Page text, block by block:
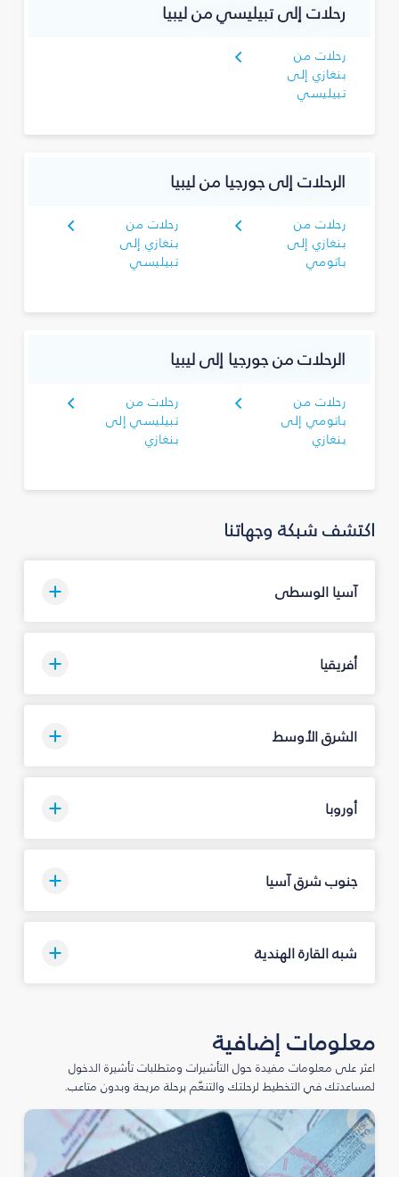
رحلات إلى تبيليسي من ليبيا
رحلات من
بنغازي إلى
تبيليسي
الرحلات إلى جورجيا من ليبيا
رحلات من
بنغازي إلى
باتومي
رحلات من
بنغازي إلى
تبيليسي
الرحلات من جورجيا إلى ليبيا
رحلات من
باتومي إلى
بنغازي
رحلات من
تبيليسي إلى
بنغازي
اكتشف شبكة وجهاتنا
آسيا الوسطى
أفريقيا
الشرق الأوسط
أوروبا
جنوب شرق آسيا
شبه القارة الهندية
معلومات إضافية
اعثر على معلومات مفيدة حول التأشيرات ومتطلبات تأشيرة الدخول
لمساعدتك في التخطيط لرحلتك والتنعّم برحلة مريحة وبدون متاعب.